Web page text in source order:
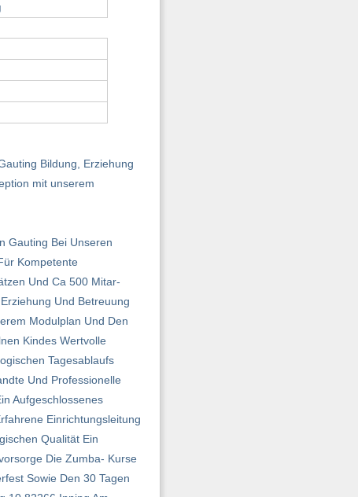
Bildung, Erziehung
mit unserem
Gauting Bei Unseren
Kompetente
Und Ca 500 Mitar­
Und Betreuung
Modulplan Und Den
Kindes Wertvolle
Tagesablaufs
Und Professionelle
Aufgeschlossenes
Einrichtungsleitung
Qualität Ein
Die Zumba- Kurse
Sowie Den 30 Tagen